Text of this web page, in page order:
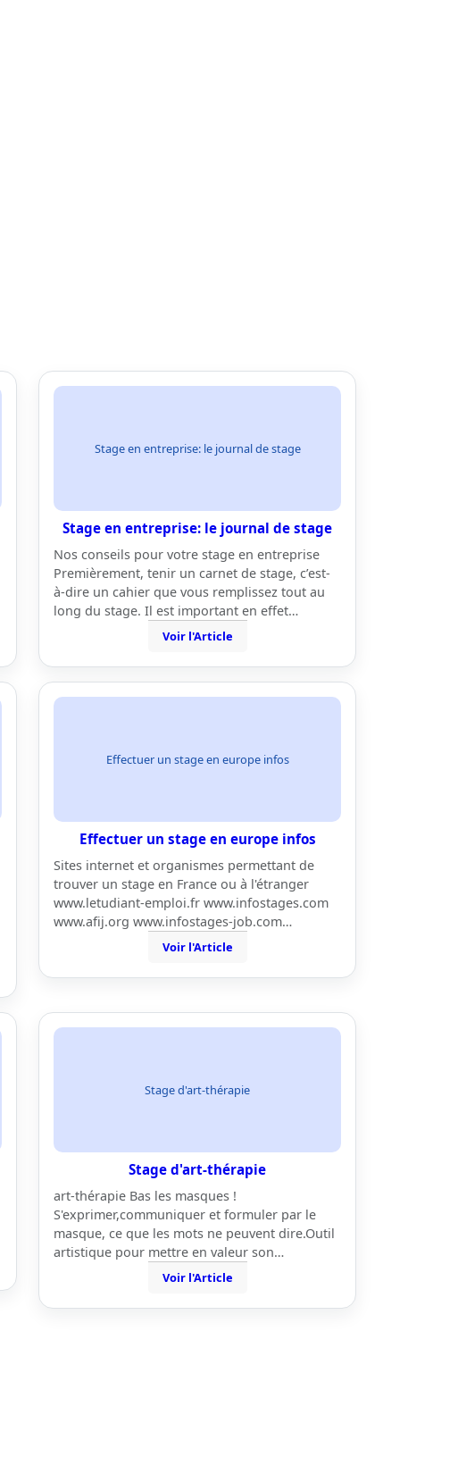
Stage en entreprise: le journal de stage
Stage en entreprise: le journal de stage
Nos conseils pour votre stage en entreprise
Premièrement, tenir un carnet de stage, c’est-
à-dire un cahier que vous remplissez tout au
long du stage. Il est important en effet…
Voir l'Article
Effectuer un stage en europe infos
Effectuer un stage en europe infos
Sites internet et organismes permettant de
trouver un stage en France ou à l'étranger
www.letudiant-emploi.fr www.infostages.com
www.afij.org www.infostages-job.com…
Voir l'Article
Stage d'art-thérapie
Stage d'art-thérapie
art-thérapie Bas les masques !
S'exprimer,communiquer et formuler par le
masque, ce que les mots ne peuvent dire.Outil
artistique pour mettre en valeur son…
Voir l'Article